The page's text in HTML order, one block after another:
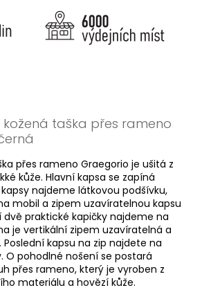
kožená taška přes rameno
přes rameno Graegorio je ušitá z
kůže. Hlavní kapsa se zapíná
najdeme látkovou podšívku,
mobil a zipem uzavíratelnou kapsu
dvě praktické kapičky najdeme na
je vertikální zipem uzavíratelná a
kapsu na zip najdete na
O pohodlné nošení se postará
přes rameno, který je vyroben z
materiálu a hovězí kůže.